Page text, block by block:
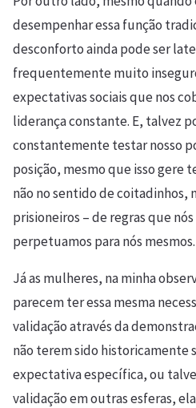
desempenhar essa função
desconforto ainda pode ser
frequentemente muito
expectativas sociais que nos
liderança constante. E, talvez
constantemente testar nosso
posição, mesmo que isso gere
não no sentido de coitadinhos,
prisioneiros – de regras que
perpetuamos para nós mesmos.
Já as mulheres, na minha
parecem ter essa mesma
validação através da
não terem sido historicamente
expectativa específica, ou
validação em outras esferas,